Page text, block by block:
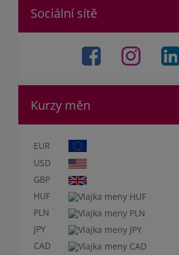
Sociální sítě
Kurzy měn
EUR
USD
GBP
HUF
PLN
JPY
CAD